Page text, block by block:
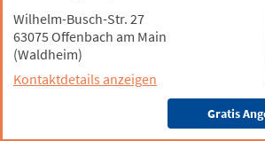
Wilhelm-Busch-Str. 27
63075 Offenbach am Main
(Waldheim)
Kontaktdetails anzeigen
Gratis